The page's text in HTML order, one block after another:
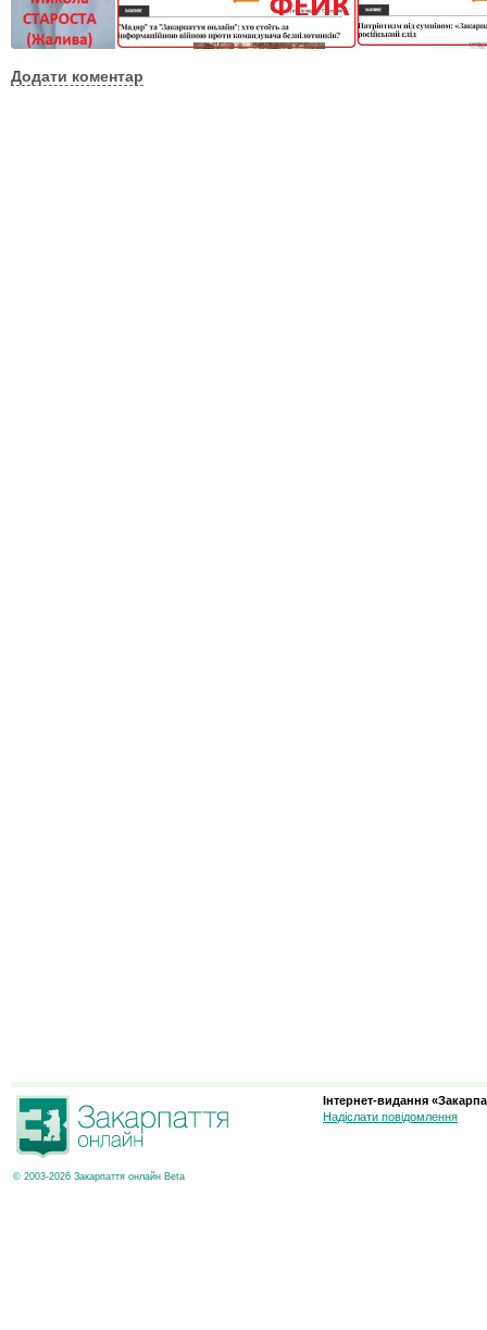
Додати коментар
© 2003-2026 Закарпаття онлайн Beta
Інтернет-видання
Надіслати повідомлення